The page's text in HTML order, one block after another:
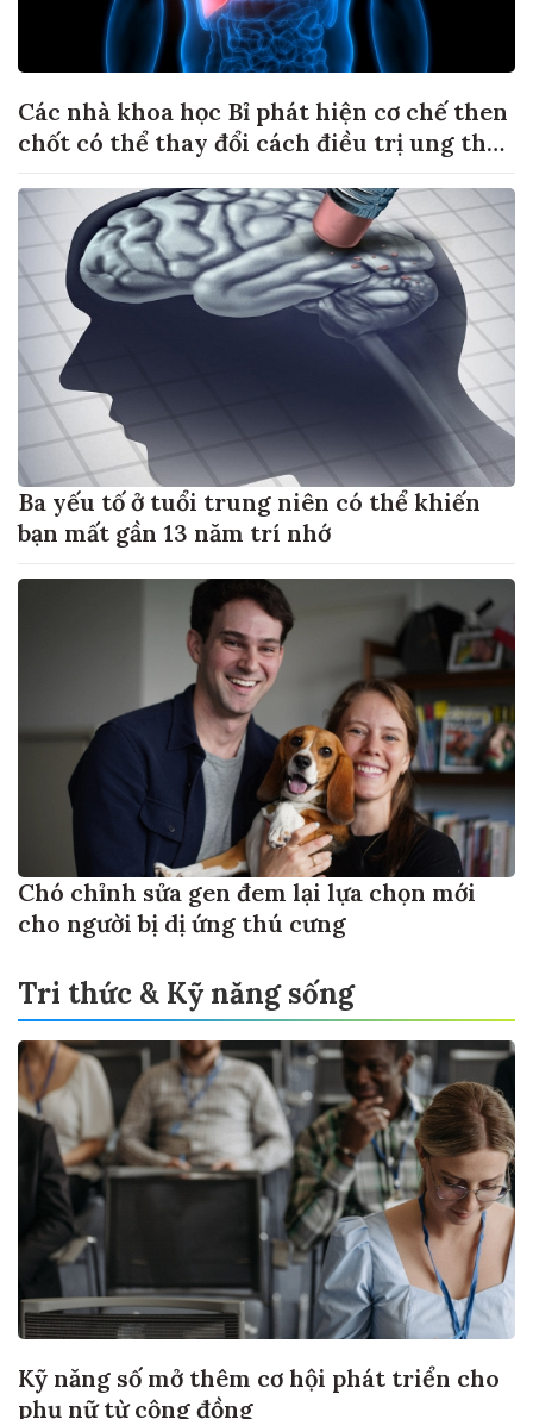
Các nhà khoa học Bỉ phát hiện cơ chế then
chốt có thể thay đổi cách điều trị ung thư
Ba yếu tố ở tuổi trung niên có thể khiến
bạn mất gần 13 năm trí nhớ
Chó chỉnh sửa gen đem lại lựa chọn mới
cho người bị dị ứng thú cưng
Tri thức & Kỹ năng sống
Kỹ năng số mở thêm cơ hội phát triển cho
phụ nữ từ cộng đồng